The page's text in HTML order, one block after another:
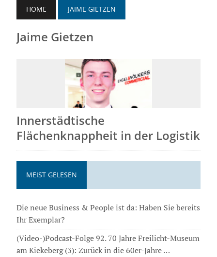
HOME JAIME GIETZEN
Jaime Gietzen
Innerstädtische
Flächenknappheit in der Logistik
MEIST GELESEN
Die neue Business & People ist da: Haben Sie bereits
Ihr Exemplar?
(Video-)Podcast-Folge 92. 70 Jahre Freilicht-Museum
am Kiekeberg (3): Zurück in die 60er-Jahre …